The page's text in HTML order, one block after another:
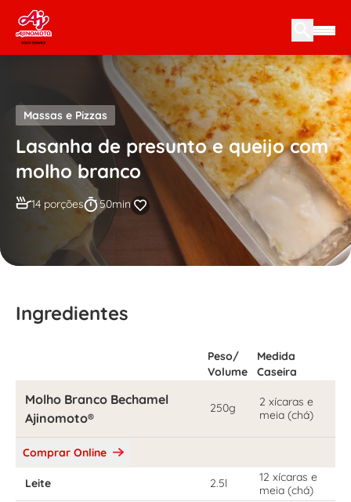
Skip to content
Massas e Pizzas
Lasanha de presunto e queijo com
molho branco
14 porções 50min
Ingredientes
Peso/
Volume
Medida
Caseira
Molho Branco Bechamel
Ajinomoto®
250g
2 xícaras e
meia (chá)
Comprar Online
Leite 2.5l
12 xícaras e
meia (chá)